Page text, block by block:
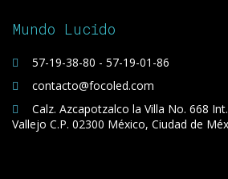
Mundo Lucido
57-19-38-80 - 57-19-01-86
contacto@focoled.com
Calz. Azcapotzalco la Villa No. 668
Vallejo C.P. 02300 México, Ciudad de